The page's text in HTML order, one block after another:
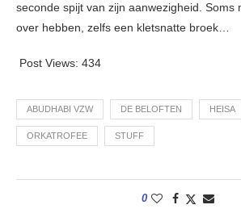
seconde spijt van zijn aanwezigheid. Soms
over hebben, zelfs een kletsnatte broek…
Post Views: 434
ABUDHABI VZW DE BELOFTEN HEISA
ORKATROFEE STUFF
0